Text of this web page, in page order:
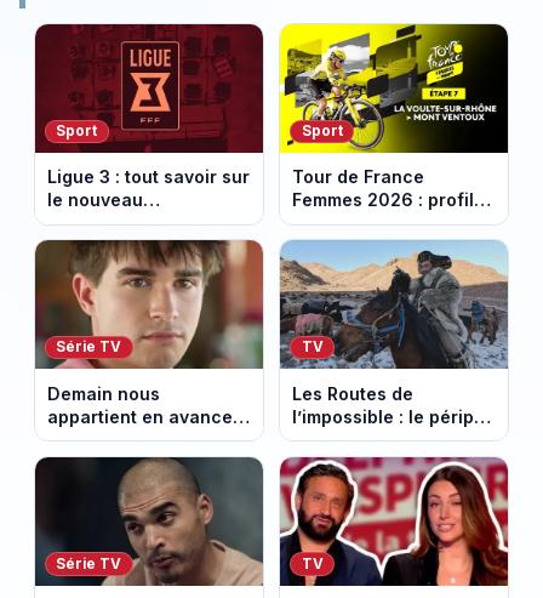
Sport
Ligue 3 : tout savoir sur
le nouveau
championnat qui
succède au National
Sport
Tour de France
Femmes 2026 : profil
et horaires de la 7e
étape entre La Voulte-
sur-Rhône et le Mont
Ventoux
Série TV
Demain nous
appartient en avance:
Samuel perd le
contrôle. Episode du 10
août 2026.
TV
Les Routes de
l’impossible : le périple
glacial d’une famille
nomade en Mongolie
Série TV TV